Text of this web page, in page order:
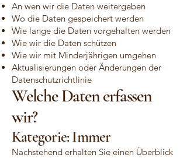
An wen wir die Daten weitergeben
Wo die Daten gespeichert werden
Wie lange die Daten vorgehalten werden
Wie wir die Daten schützen
Wie wir mit Minderjährigen umgehen
Aktualisierungen oder Änderungen der
Datenschutzrichtlinie
Welche Daten erfassen
wir?
Kategorie: Immer
Nachstehend erhalten Sie einen Überblick